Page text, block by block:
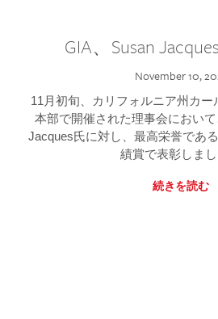
GIA、Susan
November 10,
11月初旬、カリフォルニア州カ
本部で開催された理事会におい
Jacques氏に対し、最高栄誉であ
績賞で表彰しまし
続きを読む